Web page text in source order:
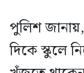
পুলিশ
দিকে স্কুলে